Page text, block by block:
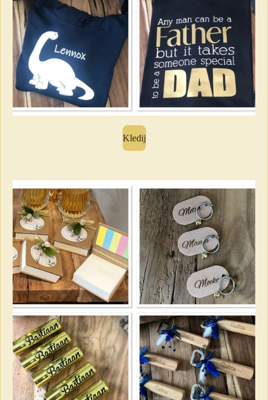
Kledij